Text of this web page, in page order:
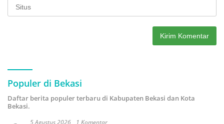
Populer di Bekasi
Daftar berita populer terbaru di Kabupaten Bekasi dan Kota
Bekasi.
5 Agustus 2026 1 Komentar